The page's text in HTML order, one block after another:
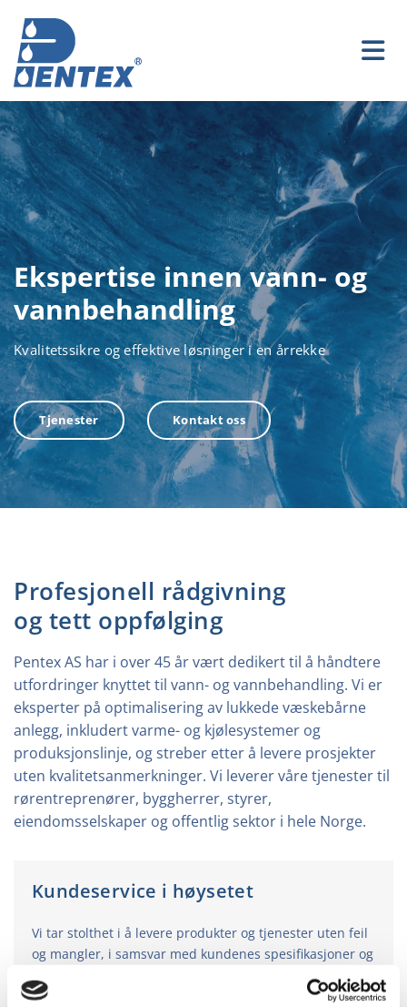
Ekspertise innen vann- og
vannbehandling
Kvalitetssikre og effektive løsninger i en årrekke
Tjenester Kontakt oss
Profesjonell rådgivning
og tett oppfølging
Pentex AS har i over 45 år vært dedikert til å håndtere
utfordringer knyttet til vann- og vannbehandling. Vi er
eksperter på optimalisering av lukkede væskebårne
anlegg, inkludert varme- og kjølesystemer og
produksjonslinje, og streber etter å levere prosjekter
uten kvalitetsanmerkninger. Vi leverer våre tjenester til
rørentreprenører, byggherrer, styrer,
eiendomsselskaper og offentlig sektor i hele Norge.
Kundeservice i høysetet
Vi tar stolthet i å levere produkter og tjenester uten feil
og mangler, i samsvar med kundenes spesifikasjoner og
krav og i henhold til gjeldende lover og forskrifter. Vi
ønsker å oppfylle kundenes forventninger ved å sikre